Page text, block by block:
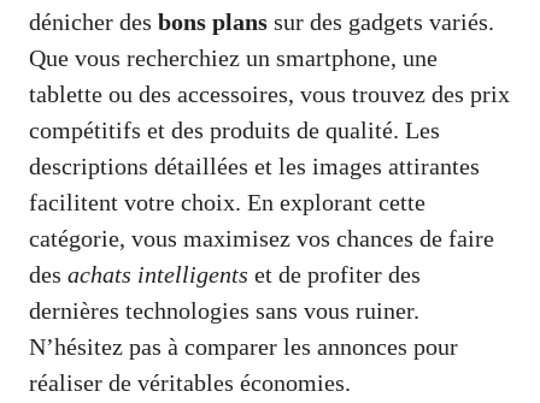
dénicher des bons plans sur des gadgets variés.
Que vous recherchiez un smartphone, une
tablette ou des accessoires, vous trouvez des prix
compétitifs et des produits de qualité. Les
descriptions détaillées et les images attirantes
facilitent votre choix. En explorant cette
catégorie, vous maximisez vos chances de faire
des achats intelligents et de profiter des
dernières technologies sans vous ruiner.
N’hésitez pas à comparer les annonces pour
réaliser de véritables économies.